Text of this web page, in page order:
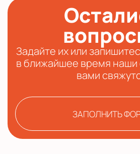
Задайте их или
в ближайшее время наши
вами
ЗАПОЛНИТЬ